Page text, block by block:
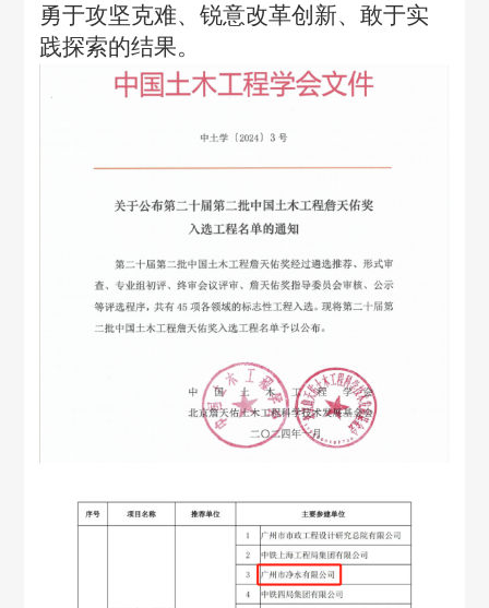
勇于攻坚克难、锐意改革创新、敢于实
践探索的结果。